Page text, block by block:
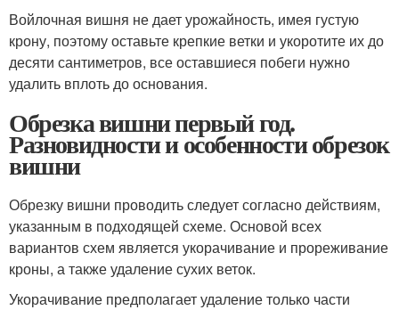
Войлочная вишня не дает урожайность, имея густую
крону, поэтому оставьте крепкие ветки и укоротите их до
десяти сантиметров, все оставшиеся побеги нужно
удалить вплоть до основания.
Обрезка вишни первый год.
Разновидности и особенности обрезок
вишни
Обрезку вишни проводить следует согласно действиям,
указанным в подходящей схеме. Основой всех
вариантов схем является укорачивание и прореживание
кроны, а также удаление сухих веток.
Укорачивание предполагает удаление только части